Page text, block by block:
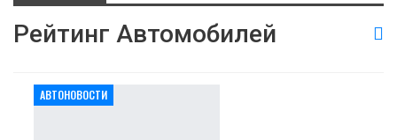
Рейтинг Автомобилей
АВТОНОВОСТИ